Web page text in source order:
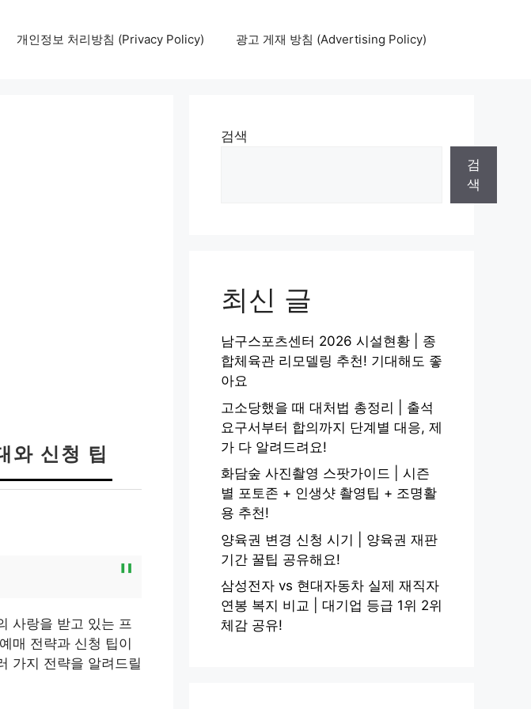
개인정보 처리방침 (Privacy Policy) 광고 게재 방침 (Advertising Policy)
와 신청 팁
사랑을 받고 있는 프
매 전략과 신청 팁이
가지 전략을 알려드릴
검색
검
색
최신 글
남구스포츠센터 2026 시설현황 | 종
합체육관 리모델링 추천! 기대해도 좋
아요
고소당했을 때 대처법 총정리 | 출석
요구서부터 합의까지 단계별 대응, 제
가 다 알려드려요!
화담숲 사진촬영 스팟가이드 | 시즌
별 포토존 + 인생샷 촬영팁 + 조명활
용 추천!
양육권 변경 신청 시기 | 양육권 재판
기간 꿀팁 공유해요!
삼성전자 vs 현대자동차 실제 재직자
연봉 복지 비교 | 대기업 등급 1위 2위
체감 공유!